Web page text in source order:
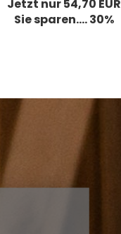
Jetzt nur 54,70 EUR
Sie sparen.... 30%